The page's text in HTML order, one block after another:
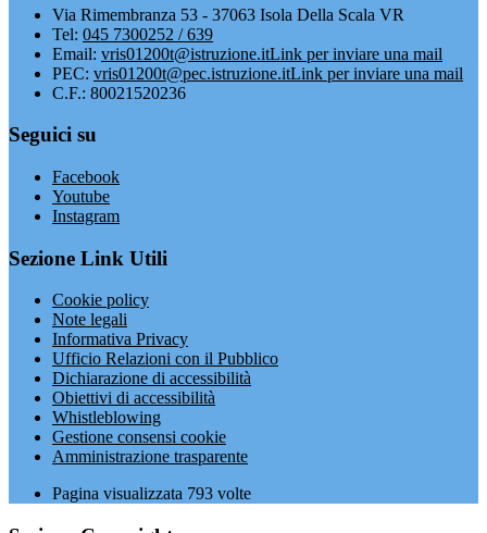
Via Rimembranza 53 - 37063 Isola Della Scala VR
Tel: 045 7300252 / 639
Email: vris01200t@istruzione.itLink per inviare una mail
PEC: vris01200t@pec.istruzione.itLink per inviare una mail
C.F.: 80021520236
Seguici su
Facebook
Youtube
Instagram
Sezione Link Utili
Cookie policy
Note legali
Informativa Privacy
Ufficio Relazioni con il Pubblico
Dichiarazione di accessibilità
Obiettivi di accessibilità
Whistleblowing
Gestione consensi cookie
Amministrazione trasparente
Pagina visualizzata 793 volte